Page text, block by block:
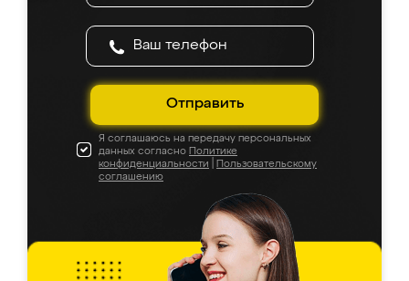
Отправить
Я соглашаюсь на передачу персональных
данных согласно Политике
конфиденциальности
Пользовательскому
соглашению